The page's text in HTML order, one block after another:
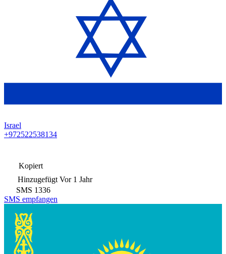
Israel
+972522538134
Kopiert
Hinzugefügt Vor 1 Jahr
SMS 1336
SMS empfangen